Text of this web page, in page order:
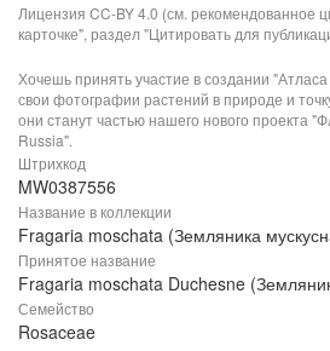
Лицензия CC-BY 4.0 (см. рекомендованное
карточке", раздел "Цитировать для
Хочешь принять участие в создании
свои фотографии растений в природе и
они станут частью нашего нового проекта
Russia".
Штрихкод
MW0387556
Название в коллекции
Fragaria moschata (Земляника
Принятое название
Fragaria moschata Duchesne
Семейство
Rosaceae